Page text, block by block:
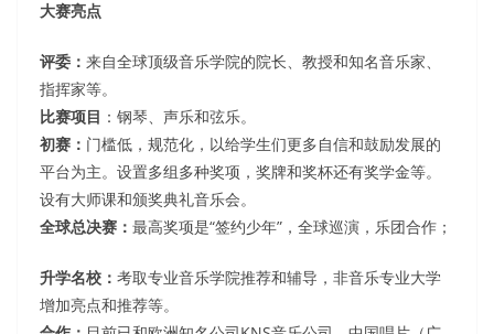
大赛亮点
评委： 来自全球顶级音乐学院的院长、教授和知名音乐家、
指挥家等。
比赛项目 ：钢琴、声乐和弦乐。
初赛： 门槛低，规范化，以给学生们更多自信和鼓励发展的
平台为主。设置多组多种奖项，奖牌和奖杯还有奖学金等。
设有大师课和颁奖典礼音乐会。
全球总决赛： 最高奖项是“签约少年”，全球巡演，乐团合作；
升学名校： 考取专业音乐学院推荐和辅导，非音乐专业大学
增加亮点和推荐等。